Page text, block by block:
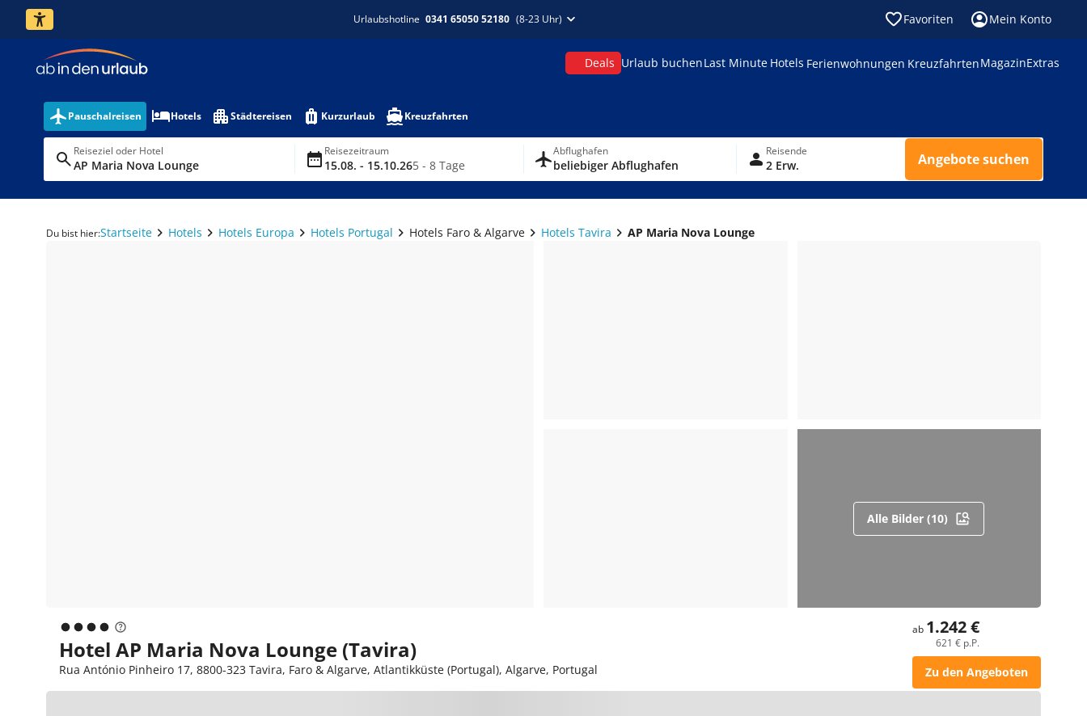
Urlaubshotline 0341 65050 52180 (8-23 Uhr) Favoriten Mein Konto
Deals Urlaub buchenLast Minute Hotels Ferienwohnungen KreuzfahrtenMagazinExtras
Pauschalreisen Hotels Städtereisen Kurzurlaub Kreuzfahrten
Reiseziel oder Hotel
AP Maria Nova Lounge
Reisezeitraum
15.08. - 15.10.265 - 8 Tage
Abflughafen
beliebiger Abflughafen
Reisende
2 Erw. Angebote suchen
Du bist hier:Startseite Hotels Hotels Europa Hotels Portugal Hotels Faro & Algarve Hotels Tavira AP Maria Nova Lounge
Alle Bilder (10)
Hotel AP Maria Nova Lounge (Tavira)
Rua António Pinheiro 17, 8800-323 Tavira, Faro & Algarve, Atlantikküste (Portugal), Algarve, Portugal
ab 1.242 €
621 € p.P.
Zu den Angeboten